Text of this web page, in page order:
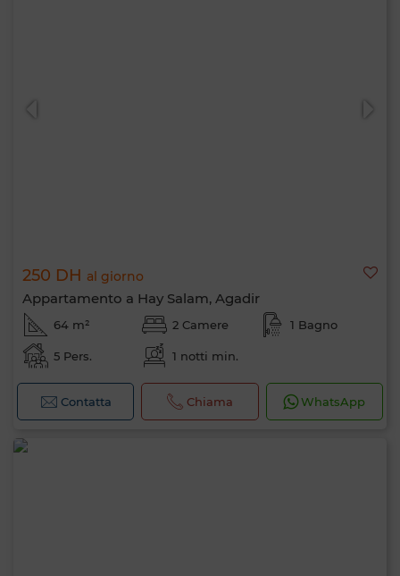
250 DH al giorno
Appartamento a Hay Salam, Agadir
64 m² 2 Camere 1 Bagno
5 Pers. 1 notti min.
Contatta Chiama WhatsApp